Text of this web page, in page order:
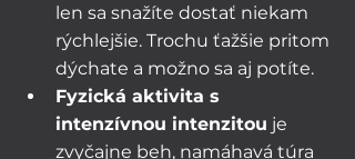
len sa snažíte dostať niekam
rýchlejšie. Trochu ťažšie pritom
dýchate a možno sa aj potíte.
Fyzická aktivita s
intenzívnou intenzitou je
zvyčajne beh, namáhavá túra